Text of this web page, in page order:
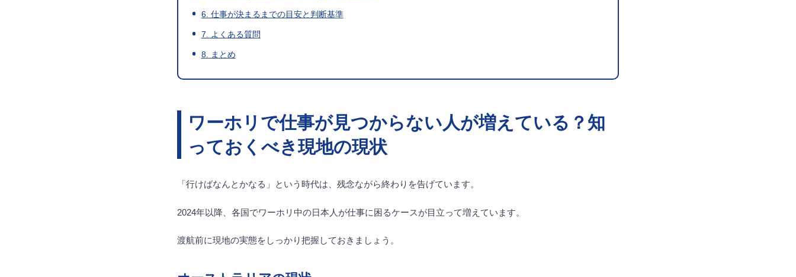
6. 仕事が決まるまでの目安と判断基準
7. よくある質問
8. まとめ
ワーホリで仕事が見つからない人が増えている？知
っておくべき現地の現状
「行けばなんとかなる」という時代は、残念ながら終わりを告げています。
2024年以降、各国でワーホリ中の日本人が仕事に困るケースが目立って増えています。
渡航前に現地の実態をしっかり把握しておきましょう。